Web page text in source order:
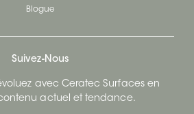
Blogue
Suivez-Nous
avec Ceratec Surfaces en
actuel et tendance.